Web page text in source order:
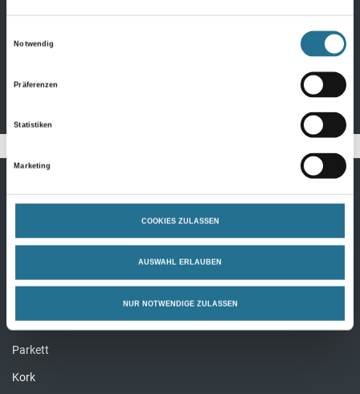
Notwendig
Präferenzen
Statistiken
Marketing
COOKIES ZULASSEN
AUSWAHL ERLAUBEN
NUR NOTWENDIGE ZULASSEN
Bodenbeläge
Design Bodenbeläge
Laminat
Parkett
Kork